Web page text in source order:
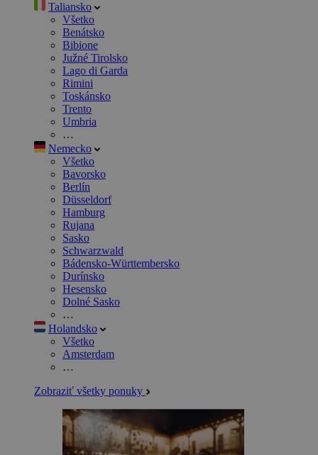
Taliansko
Všetko
Benátsko
Bibione
Južné Tirolsko
Lago di Garda
Rimini
Toskánsko
Trento
Umbria
…
Nemecko
Všetko
Bavorsko
Berlín
Düsseldorf
Hamburg
Rujana
Sasko
Schwarzwald
Bádensko-Württembersko
Durínsko
Hesensko
Dolné Sasko
…
Holandsko
Všetko
Amsterdam
…
Zobraziť všetky ponuky